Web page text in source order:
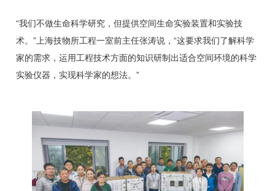
“我们不做生命科学研究，但提供空间生命实验装置和实验技
术。”上海技物所工程一室前主任张涛说，“这要求我们了解科学
家的需求，运用工程技术方面的知识研制出适合空间环境的科学
实验仪器，实现科学家的想法。”